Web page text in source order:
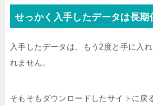
せっかく入手したデータは長期
入手したデータは、もう2度と手に入
れません。
そもそもダウンロードしたサイトに戻